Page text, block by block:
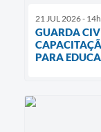
21 JUL 2026 -
GUARDA
PARA